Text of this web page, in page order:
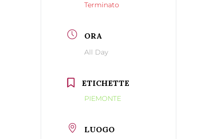
Terminato
ORA
All Day
ETICHETTE
PIEMONTE
LUOGO